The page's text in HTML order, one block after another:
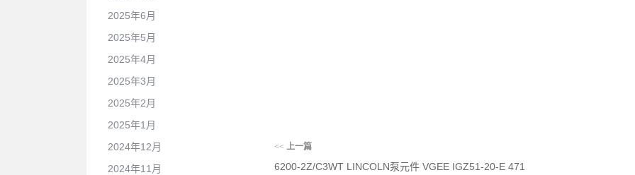
<< 上一篇
6200-2Z/C3WT LINCOLN泵元件 VGEE IGZ51-20-E 471
2025年6月
2025年5月
2025年4月
2025年3月
2025年2月
2025年1月
2024年12月
2024年11月